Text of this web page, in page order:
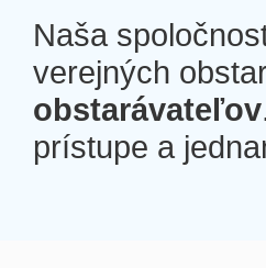
Naša
verejných
obstarávateľov
prístupe a